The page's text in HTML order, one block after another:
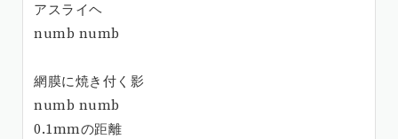
アスライヘ
numb numb
網膜に焼き付く影
numb numb
0.1mmの距離